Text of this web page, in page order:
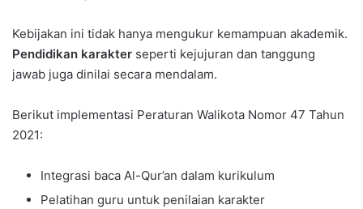
Kebijakan ini tidak hanya mengukur kemampuan akademik.
Pendidikan karakter seperti kejujuran dan tanggung
jawab juga dinilai secara mendalam.
Berikut implementasi Peraturan Walikota Nomor 47 Tahun
2021:
Integrasi baca Al-Qur’an dalam kurikulum
Pelatihan guru untuk penilaian karakter